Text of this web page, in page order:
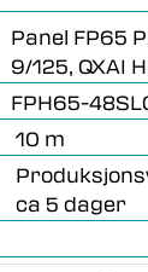
Panel FP65
9/125, QXAI
FPH65-
10 m
ca 5 dager